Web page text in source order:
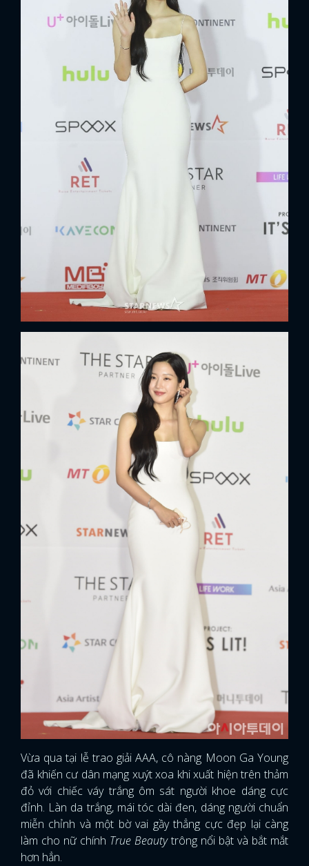
Vừa qua tại lễ trao giải AAA, cô nàng Moon Ga Young
đã khiến cư dân mạng xuýt xoa khi xuất hiện trên thảm
đỏ với chiếc váy trắng ôm sát người khoe dáng cực
đỉnh. Làn da trắng, mái tóc dài đen, dáng người chuẩn
miễn chỉnh và một bờ vai gầy thẳng cực đẹp lại càng
làm cho nữ chính True Beautytrông nổi bật và bắt mắt
hơn hẳn.